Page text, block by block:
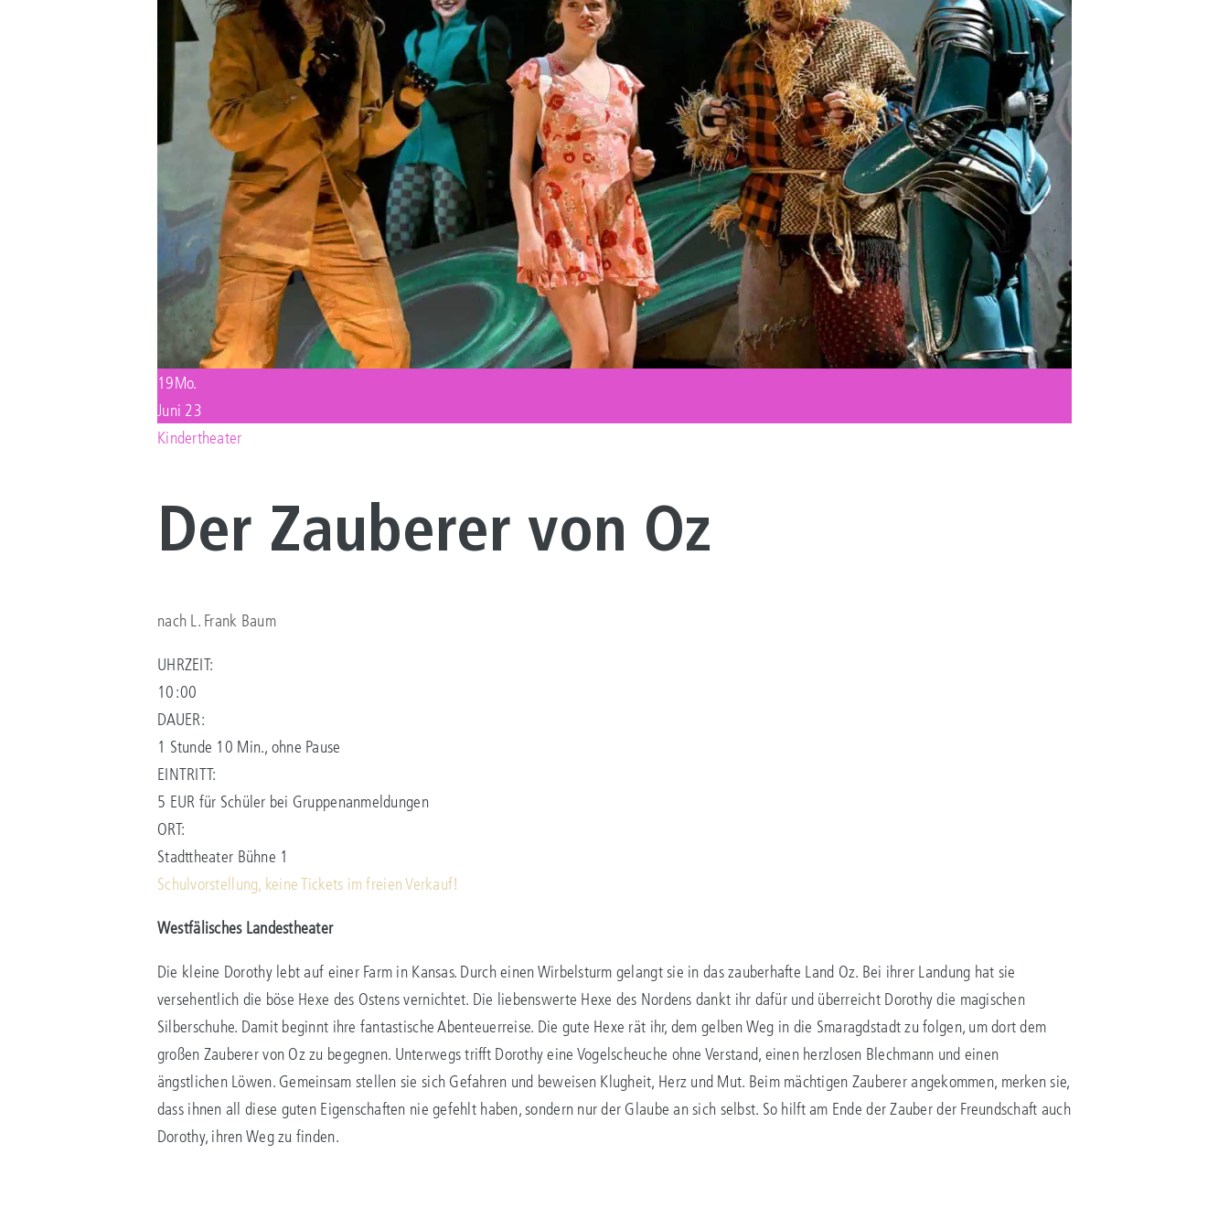
19Mo.
Juni 23
Kindertheater
Der Zauberer von Oz
nach L. Frank Baum
UHRZEIT:
10:00
DAUER:
1 Stunde 10 Min., ohne Pause
EINTRITT:
5 EUR für Schüler bei Gruppenanmeldungen
ORT:
Stadttheater Bühne 1
Schulvorstellung, keine Tickets im freien Verkauf!
Westfälisches Landestheater
Die kleine Dorothy lebt auf einer Farm in Kansas. Durch einen Wirbelsturm gelangt sie in das zauberhafte Land Oz. Bei ihrer Landung hat sie
versehentlich die böse Hexe des Ostens vernichtet. Die liebenswerte Hexe des Nordens dankt ihr dafür und überreicht Dorothy die magischen
Silberschuhe. Damit beginnt ihre fantastische Abenteuerreise. Die gute Hexe rät ihr, dem gelben Weg in die Smaragdstadt zu folgen, um dort dem
großen Zauberer von Oz zu begegnen. Unterwegs trifft Dorothy eine Vogelscheuche ohne Verstand, einen herzlosen Blechmann und einen
ängstlichen Löwen. Gemeinsam stellen sie sich Gefahren und beweisen Klugheit, Herz und Mut. Beim mächtigen Zauberer angekommen, merken sie,
dass ihnen all diese guten Eigenschaften nie gefehlt haben, sondern nur der Glaube an sich selbst. So hilft am Ende der Zauber der Freundschaft auch
Dorothy, ihren Weg zu finden.